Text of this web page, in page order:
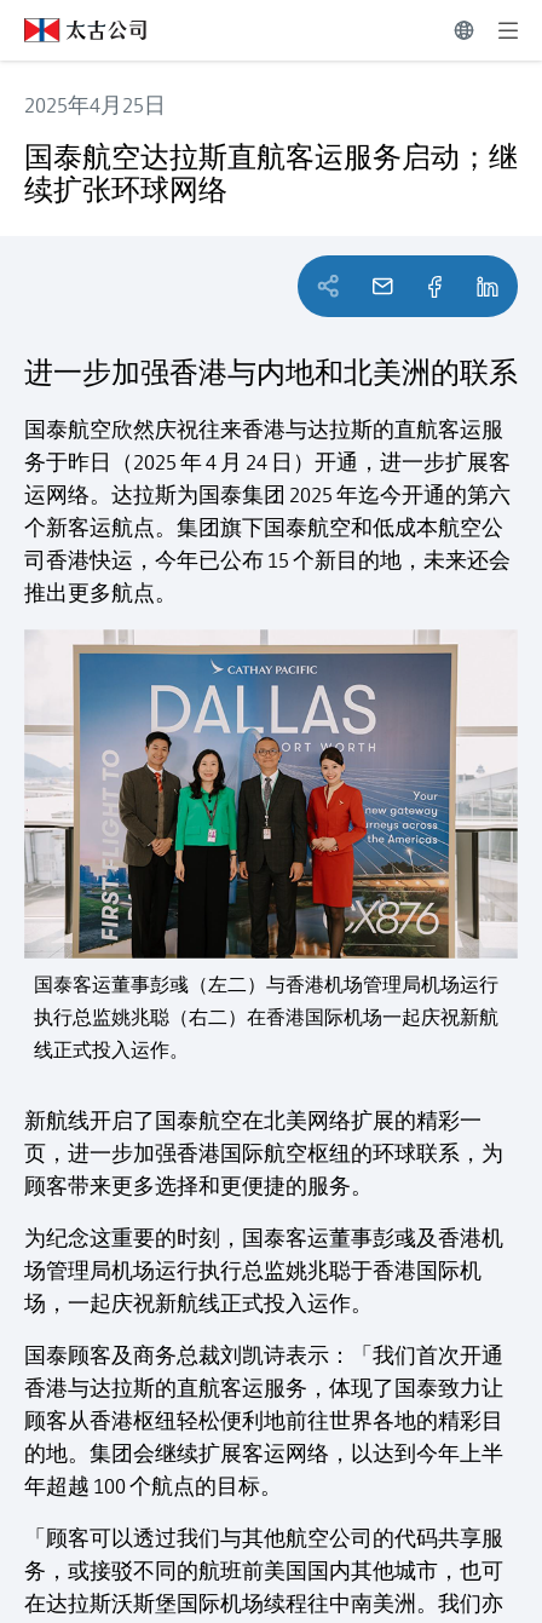
2025年4月25日
国泰航空达拉斯直航客运服务启动；继
续扩张环球网络
进一步加强香港与内地和北美洲的联系
国泰航空欣然庆祝往来香港与达拉斯的直航客运服
务于昨日（2025 年 4 月 24 日）开通，进一步扩展客
运网络。达拉斯为国泰集团 2025 年迄今开通的第六
个新客运航点。集团旗下国泰航空和低成本航空公
司香港快运，今年已公布 15 个新目的地，未来还会
推出更多航点。
国泰客运董事彭彧（左二）与香港机场管理局机场运行
执行总监姚兆聪（右二）在香港国际机场一起庆祝新航
线正式投入运作。
新航线开启了国泰航空在北美网络扩展的精彩一
页，进一步加强香港国际航空枢纽的环球联系，为
顾客带来更多选择和更便捷的服务。
为纪念这重要的时刻，国泰客运董事彭彧及香港机
场管理局机场运行执行总监姚兆聪于香港国际机
场，一起庆祝新航线正式投入运作。
国泰顾客及商务总裁刘凯诗表示：「我们首次开通
香港与达拉斯的直航客运服务，体现了国泰致力让
顾客从香港枢纽轻松便利地前往世界各地的精彩目
的地。集团会继续扩展客运网络，以达到今年上半
年超越 100 个航点的目标。
「顾客可以透过我们与其他航空公司的代码共享服
务，或接驳不同的航班前美国国内其他城市，也可
在达拉斯沃斯堡国际机场续程往中南美洲。我们亦